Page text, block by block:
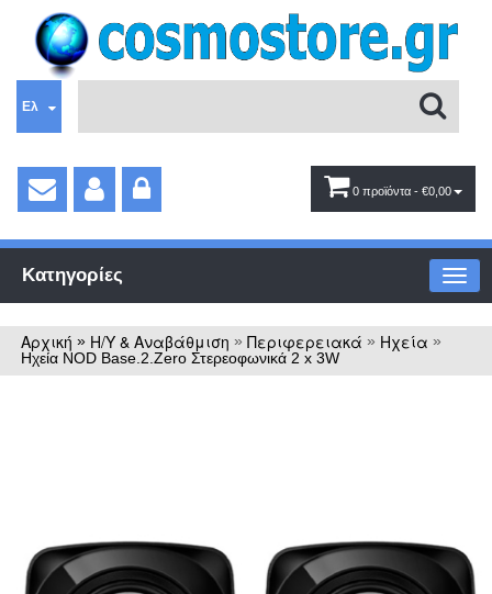
Ελ
0 προϊόντα - €0,00
Κατηγορίες
Αρχική » Η/Υ & Αναβάθμιση » Περιφερειακά » Ηχεία »
Ηχεία NOD Base.2.Zero Στερεοφωνικά 2 x 3W